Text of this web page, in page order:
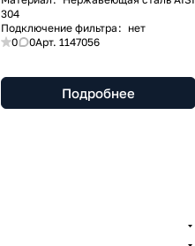
0 0Арт. 1147056
304
Подключение фильтра : нет
Подробнее